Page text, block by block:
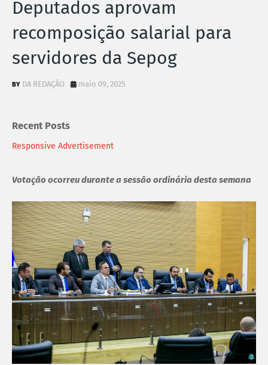
Deputados aprovam
recomposição salarial para
servidores da Sepog
DA REDAÇÃO maio 09, 2025
Recent Posts
Responsive Advertisement
Votação ocorreu durante a sessão ordinária desta semana